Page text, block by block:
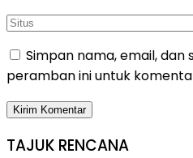
Simpan nama, email, dan
peramban ini untuk
TAJUK RENCANA